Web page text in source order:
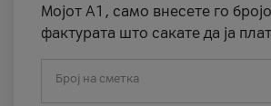
Мојот А1, само внесете го
фактурата што сакате да ја
Број на сметка